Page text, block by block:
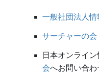
一般社団法人
サーチャーの会
日本オンライ
会へお問い合わ